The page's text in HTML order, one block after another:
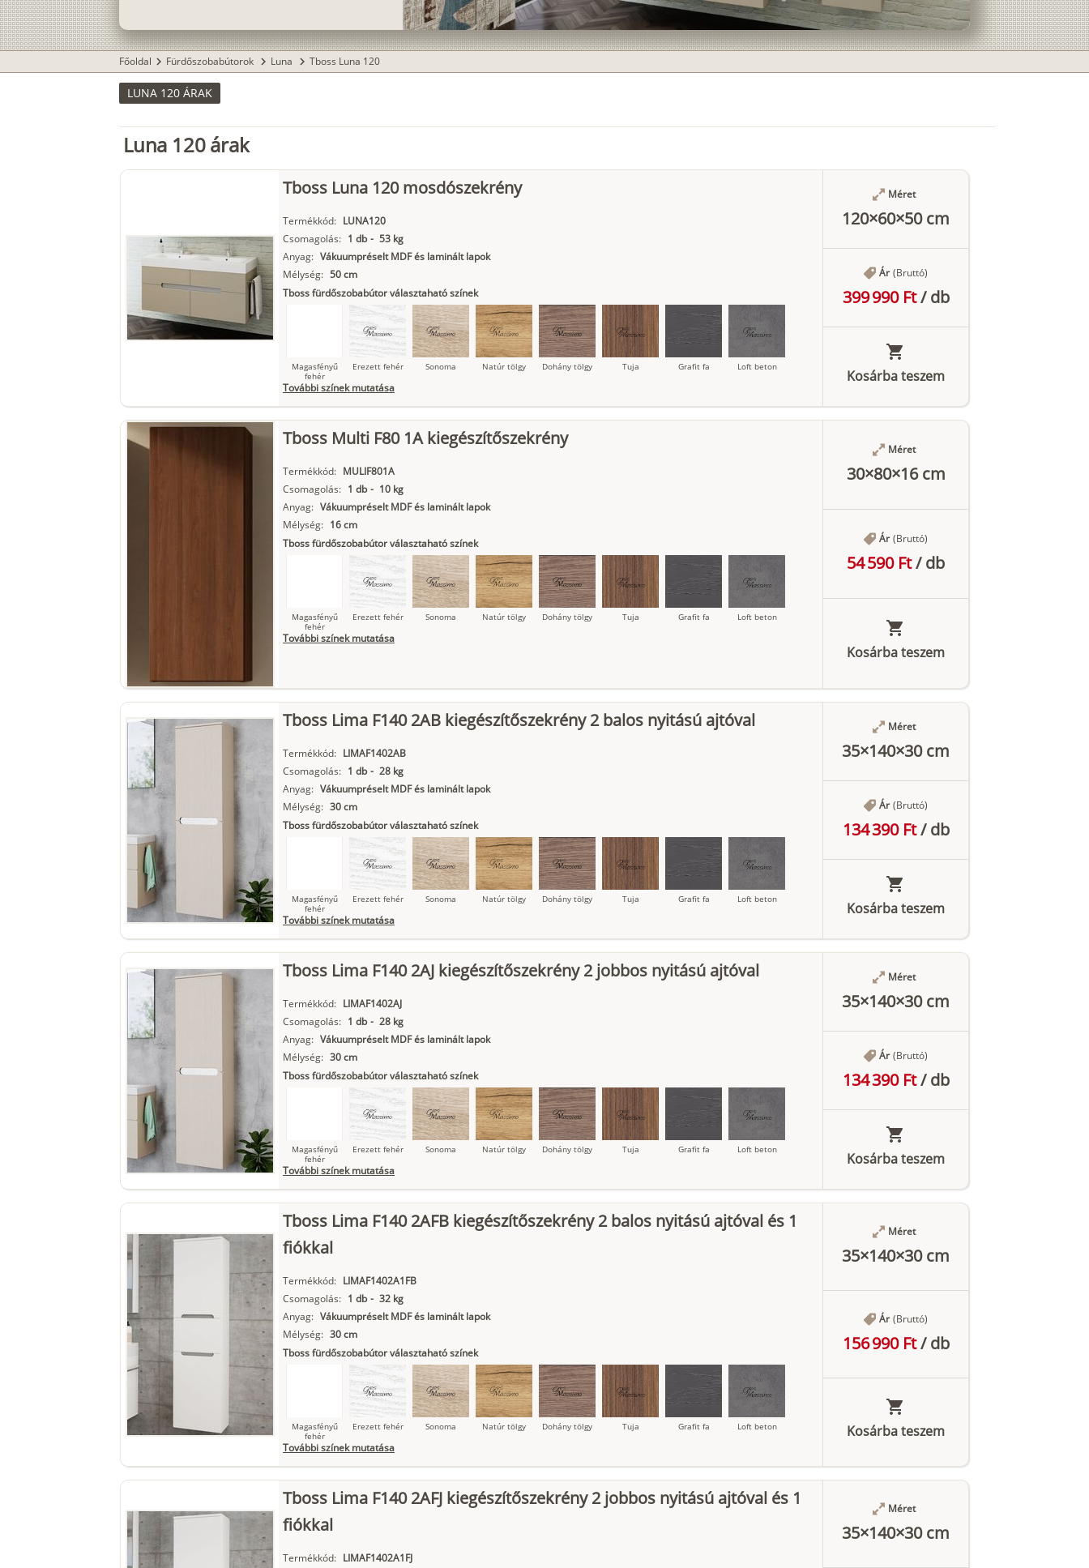
Főoldal chevron_right Fürdőszobabútorok chevron_right Luna chevron_right Tboss Luna 120
LUNA 120 ÁRAK
Luna 120 árak
Tboss Luna 120 mosdószekrény
Termékkód: LUNA120
Csomagolás: 1 db - 53 kg
Anyag: Vákuumpréselt MDF és laminált lapok
Mélység: 50 cm
Tboss fürdőszobabútor választaható színek
Magasfényű
fehér
Erezett fehér Sonoma Natúr tölgy Dohány tölgy Tuja Grafit fa Loft beton
Szupermatt
Lágy krém Kasmír Kőszürke Nádzöld
Matt fekete
További színek mutatása
Méret
120×60×50 cm
Ár (Bruttó)
399 990 Ft/db
Kosárba teszem
Tboss Multi F80 1A kiegészítőszekrény
Termékkód: MULIF801A
Csomagolás: 1 db - 10 kg
Anyag: Vákuumpréselt MDF és laminált lapok
Mélység: 16 cm
Tboss fürdőszobabútor választaható színek
Magasfényű
fehér
Erezett fehér Sonoma Natúr tölgy Dohány tölgy Tuja Grafit fa Loft beton
fehér
indigókék
Matt fekete
További színek mutatása
Méret
30×80×16 cm
Ár (Bruttó)
54 590 Ft/db
Kosárba teszem
Tboss Lima F140 2AB kiegészítőszekrény 2 balos nyitású ajtóval
Termékkód: LIMAF1402AB
Csomagolás: 1 db - 28 kg
Anyag: Vákuumpréselt MDF és laminált lapok
Mélység: 30 cm
Tboss fürdőszobabútor választaható színek
Magasfényű
fehér
Erezett fehér Sonoma Natúr tölgy Dohány tölgy Tuja Grafit fa Loft beton
Szupermatt
Lágy krém Kasmír Kőszürke Nádzöld Füstös zöld
Matt
Antracit
Matt fekete
További színek mutatása
Méret
35×140×30 cm
Ár (Bruttó)
134 390 Ft/db
Kosárba teszem
Tboss Lima F140 2AJ kiegészítőszekrény 2 jobbos nyitású ajtóval
Termékkód: LIMAF1402AJ
Csomagolás: 1 db - 28 kg
Anyag: Vákuumpréselt MDF és laminált lapok
Mélység: 30 cm
Tboss fürdőszobabútor választaható színek
Magasfényű
fehér
Erezett fehér Sonoma Natúr tölgy Dohány tölgy Tuja Grafit fa Loft beton
Szupermatt
fehér
Lágy krém Kasmír Kőszürke Nádzöld Füstös zöld
Matt
Antracit
Matt fekete
További színek mutatása
Méret
35×140×30 cm
Ár (Bruttó)
134 390 Ft/db
Kosárba teszem
Tboss Lima F140 2AFB kiegészítőszekrény 2 balos nyitású ajtóval és 1
fiókkal
Termékkód: LIMAF1402A1FB
Csomagolás: 1 db - 32 kg
Anyag: Vákuumpréselt MDF és laminált lapok
Mélység: 30 cm
Tboss fürdőszobabútor választaható színek
Magasfényű
fehér
Erezett fehér Sonoma Natúr tölgy Dohány tölgy Tuja Grafit fa Loft beton
Szupermatt
fehér
Lágy krém Kasmír Kőszürke Nádzöld Füstös zöld
Matt
Antracit
További színek mutatása
Méret
35×140×30 cm
Ár (Bruttó)
156 990 Ft/db
Kosárba teszem
Tboss Lima F140 2AFJ kiegészítőszekrény 2 jobbos nyitású ajtóval és 1
fiókkal
Termékkód: LIMAF1402A1FJ
Méret
35×140×30 cm